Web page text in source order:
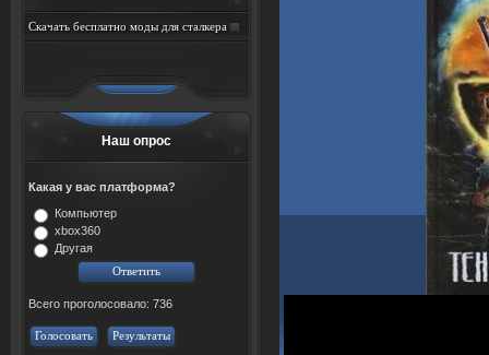
Скачать бесплатно моды для сталкера
Наш опрос
Какая у вас платформа?
Компьютер
xbox360
Другая
Всего проголосовало: 736
Голосовать Результаты